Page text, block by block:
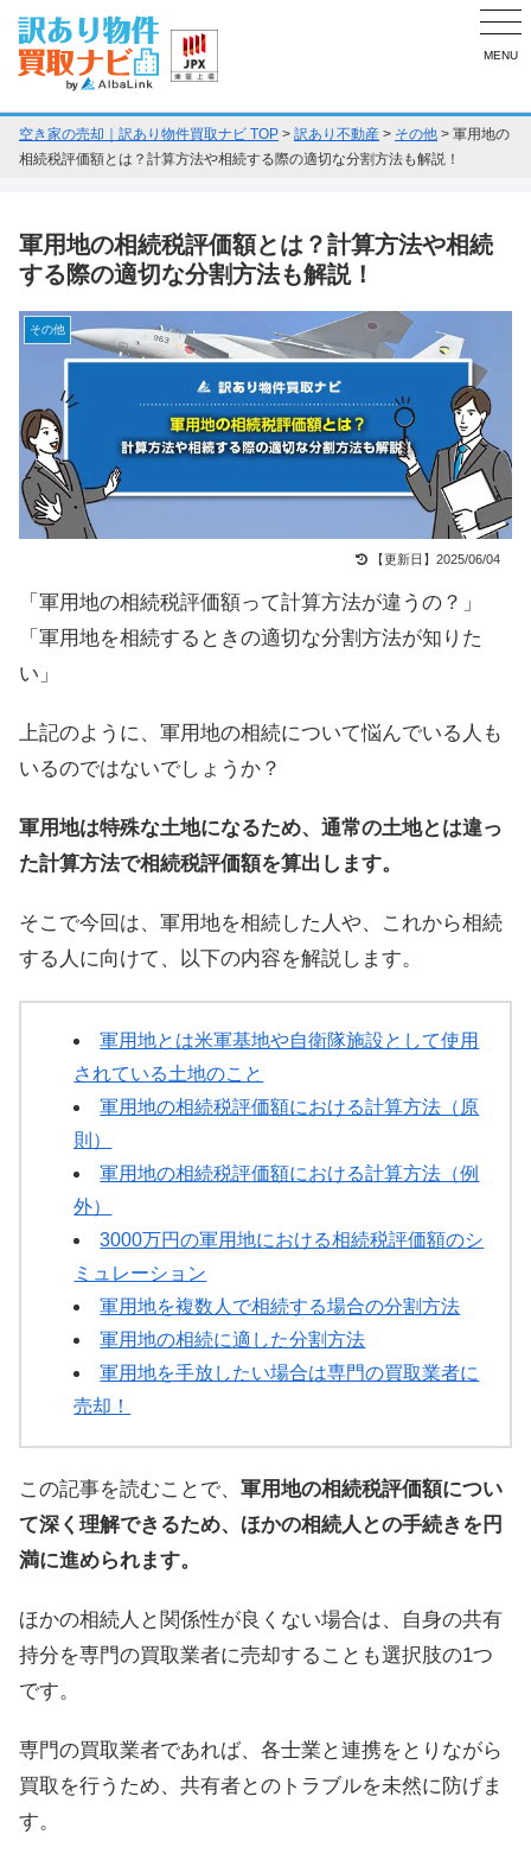
MENU
空き家の売却｜訳あり物件買取ナビ TOP > 訳あり不動産 > その他 > 軍用地の
相続税評価額とは？計算方法や相続する際の適切な分割方法も解説！
軍用地の相続税評価額とは？計算方法や相続
する際の適切な分割方法も解説！
その他
【更新日】2025/06/04
「軍用地の相続税評価額って計算方法が違うの？」
「軍用地を相続するときの適切な分割方法が知りた
い」
上記のように、軍用地の相続について悩んでいる人も
いるのではないでしょうか？
軍用地は特殊な土地になるため、通常の土地とは違っ
た計算方法で相続税評価額を算出します。
そこで今回は、軍用地を相続した人や、これから相続
する人に向けて、以下の内容を解説します。
軍用地とは米軍基地や自衛隊施設として使用
されている土地のこと
軍用地の相続税評価額における計算方法（原
則）
軍用地の相続税評価額における計算方法（例
外）
3000万円の軍用地における相続税評価額のシ
ミュレーション
軍用地を複数人で相続する場合の分割方法
軍用地の相続に適した分割方法
軍用地を手放したい場合は専門の買取業者に
売却！
この記事を読むことで、 軍用地の相続税評価額につい
て深く理解できるため、ほかの相続人との手続きを円
満に進められます。
ほかの相続人と関係性が良くない場合は、自身の共有
持分を専門の買取業者に売却することも選択肢の1つ
です。
専門の買取業者であれば、各士業と連携をとりながら
買取を行うため、共有者とのトラブルを未然に防げま
す。